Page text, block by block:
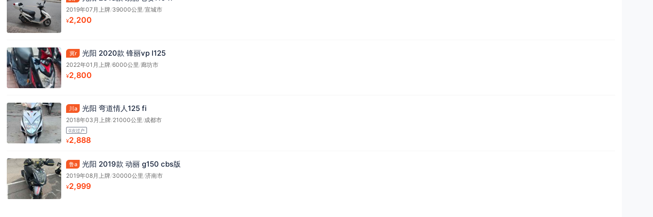
2019年07月上牌/39000公里 /宣城市
¥2,200
冀r 光阳 2020款 锋丽vp l125
2022年01月上牌/6000公里 /廊坊市
¥2,800
川a 光阳 弯道情人125 fi
2018年03月上牌/21000公里 /成都市
0次过户
¥2,888
鲁a 光阳 2019款 动丽 g150 cbs版
2019年08月上牌/30000公里 /济南市
¥2,999